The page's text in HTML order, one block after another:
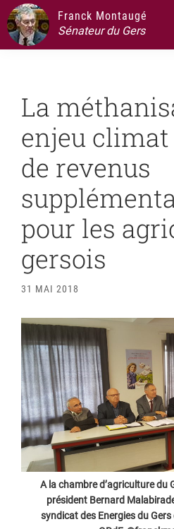
Passer
au
contenu
Passer
la
principale
Passer
au
pied
Franck Montaugé
Sénateur du Gers
La
enjeu climat
de revenus
pour les
gersois
31 MAI 2018
A la chambre d’agriculture du
président Bernard
syndicat des Energies du